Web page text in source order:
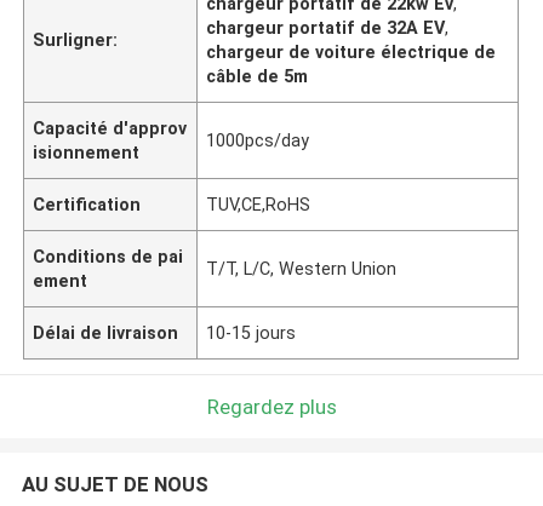
Surligner:
chargeur portatif de 32A EV,
chargeur de voiture électrique de
câble de 5m
Capacité d'approv
isionnement
1000pcs/day
Certification TUV,CE,RoHS
Conditions de pai
ement
T/T, L/C, Western Union
Délai de livraison 10-15 jours
Regardez plus
AU SUJET DE NOUS